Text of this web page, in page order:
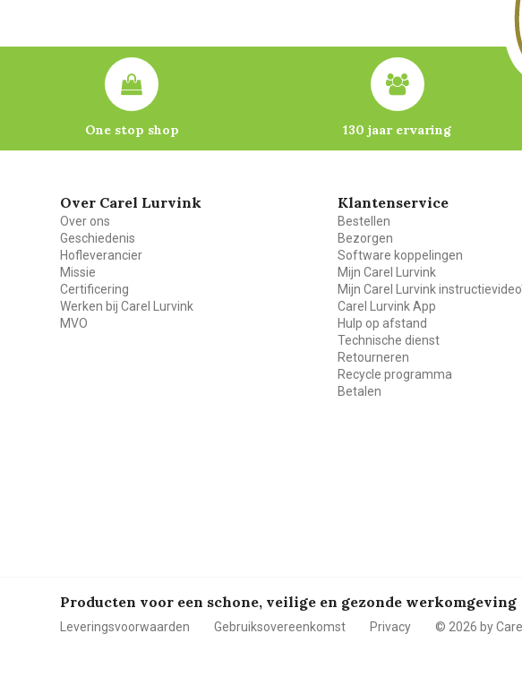
One stop shop 130 jaar ervaring
Over Carel Lurvink
Over ons
Geschiedenis
Hofleverancier
Missie
Certificering
Werken bij Carel Lurvink
MVO
Klantenservice
Bestellen
Bezorgen
Software koppelingen
Mijn Carel Lurvink
Mijn Carel Lurvink
Carel Lurvink App
Hulp op afstand
Technische dienst
Retourneren
Recycle programma
Betalen
Producten voor een schone, veilige en gezonde werkomgeving
Leveringsvoorwaarden Gebruiksovereenkomst Privacy © 2026 by